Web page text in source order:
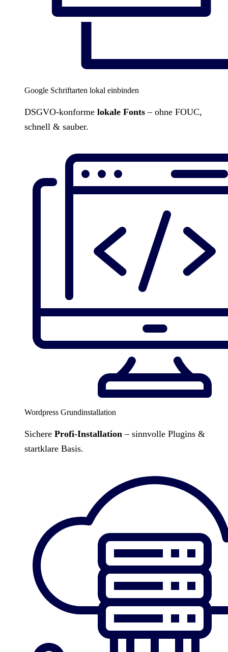
Google Schriftarten lokal einbinden
DSGVO-konforme lokale Fonts – ohne FOUC,
schnell & sauber.
Wordpress Grundinstallation
Sichere Profi-Installation – sinnvolle Plugins &
startklare Basis.